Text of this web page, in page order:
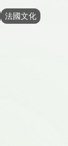
法國文化